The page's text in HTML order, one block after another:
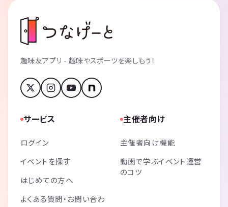
趣味友アプリ - 趣味やスポーツを楽しもう！
サービス
ログイン
イベントを探す
はじめての方へ
よくある質問・お問い合わ
主催者向け
主催者向け機能
動画で学ぶイベント運営
のコツ